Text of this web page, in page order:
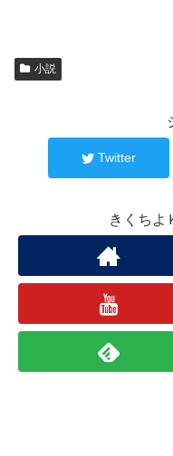
小説
Twitter
きくちよ